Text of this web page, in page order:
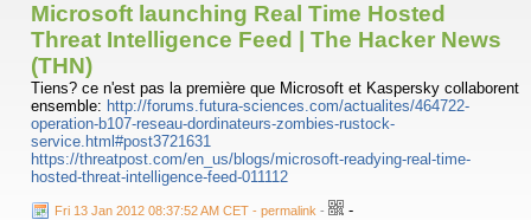
Microsoft launching Real Time Hosted
Threat Intelligence Feed | The Hacker News
(THN)
Tiens? ce n'est pas la première que Microsoft et Kaspersky collaborent
ensemble: http://forums.futura-sciences.com/actualites/464722-
operation-b107-reseau-dordinateurs-zombies-rustock-
service.html#post3721631
https://threatpost.com/en_us/blogs/microsoft-readying-real-time-
hosted-threat-intelligence-feed-011112
Fri 13 Jan 2012 08:37:52 AM CET - permalink - -